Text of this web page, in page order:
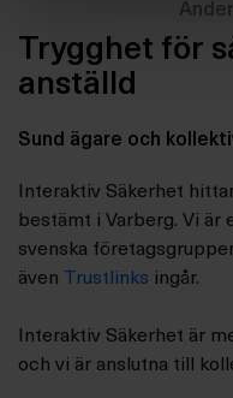
Trygghet för
anställd
Sund ägare och
Interaktiv Säkerhet
bestämt i Varberg. Vi
svenska
även Trustlinks ingår.
Interaktiv Säkerhet är
och vi är anslutna till